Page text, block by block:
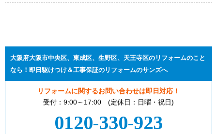
大阪府大阪市中央区、東成区、生野区、天王寺区のリフォームのこと
なら！即日駆けつけ＆工事保証のリフォームのサンズへ
リフォームに関するお問い合わせは即日対応！
受付：9:00～17:00 (定休日：日曜・祝日)
0120-330-923